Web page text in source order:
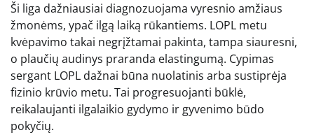
Ši liga dažniausiai diagnozuojama vyresnio amžiaus
žmonėms, ypač ilgą laiką rūkantiems. LOPL metu
kvėpavimo takai negrįžtamai pakinta, tampa siauresni,
o plaučių audinys praranda elastingumą. Cypimas
sergant LOPL dažnai būna nuolatinis arba sustiprėja
fizinio krūvio metu. Tai progresuojanti būklė,
reikalaujanti ilgalaikio gydymo ir gyvenimo būdo
pokyčių.